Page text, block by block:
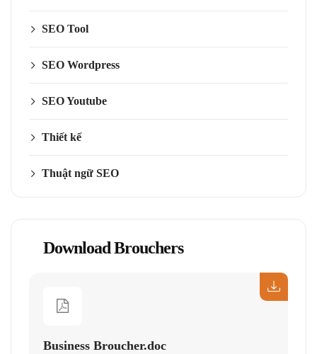
SEO Tool
SEO Wordpress
SEO Youtube
Thiết kế
Thuật ngữ SEO
Download Brouchers
Business Broucher.doc